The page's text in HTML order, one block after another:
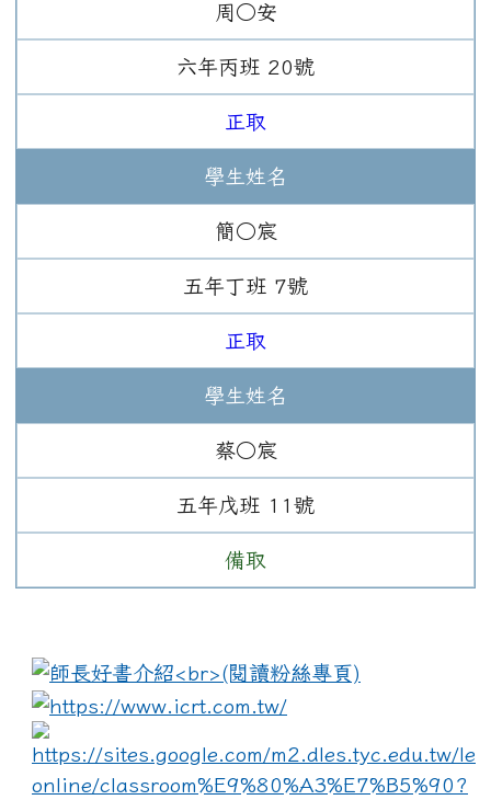
周○安
六年丙班 20號
正取
學生姓名
簡○宸
五年丁班 7號
正取
學生姓名
蔡○宸
五年 戊班 11 號
備取
link to https://